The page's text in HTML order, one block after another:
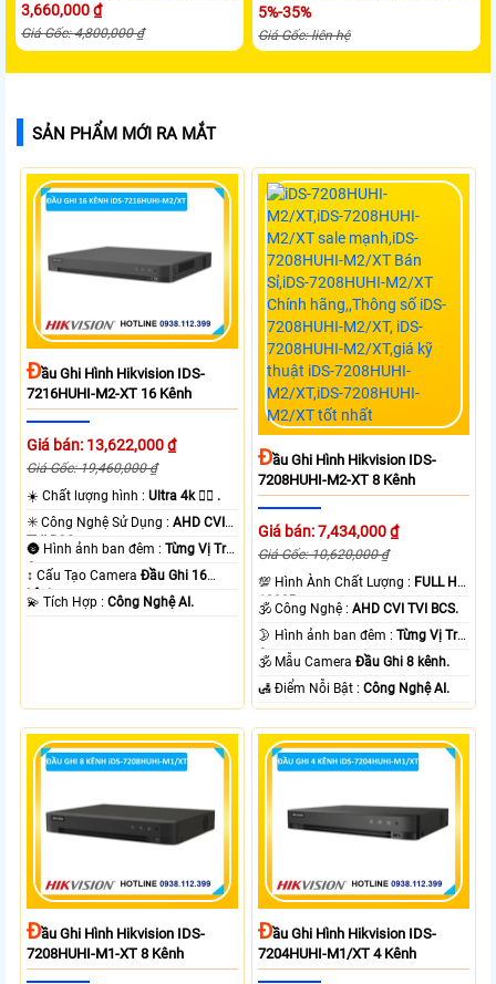
3,660,000 ₫
Giá Gốc: 4,800,000 ₫
5%-35%
Giá Gốc: liên hệ
SẢN PHẨM MỚI RA MẮT
ĐẦu Ghi Hình Hikvision IDS-
7216HUHI-M2-XT 16 Kênh
Giá bán: 13,622,000 ₫
Giá Gốc: 19,460,000 ₫
☀️ Chất lượng hình :Ultra 4k 👍🏾 .
✳️ Công Nghệ Sử Dụng :AHD CVI
TVI BCS.
🌚 Hình ảnh ban đêm :Từng Vị Trí
Camera .
↕️ Cấu Tạo CameraĐầu Ghi 16
kênh.
️💫 Tích Hợp :Công Nghệ AI.
ĐẦu Ghi Hình Hikvision IDS-
7208HUHI-M2-XT 8 Kênh
Giá bán: 7,434,000 ₫
Giá Gốc: 10,620,000 ₫
💯 Hình Ành Chất Lượng : FULL HD
1080P .
🕉️ Công Nghệ :AHD CVI TVI BCS.
🌛 Hình ảnh ban đêm :Từng Vị Trí
Camera .
🕉️ Mẫu CameraĐầu Ghi 8 kênh.
️🛃 Điểm Nỗi Bật :Công Nghệ AI.
ĐẦu Ghi Hình Hikvision IDS-
7208HUHI-M1-XT 8 Kênh
ĐẦu Ghi Hình Hikvision IDS-
7204HUHI-M1/XT 4 Kênh